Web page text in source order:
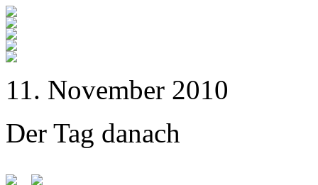
11. November 2010
Der Tag danach